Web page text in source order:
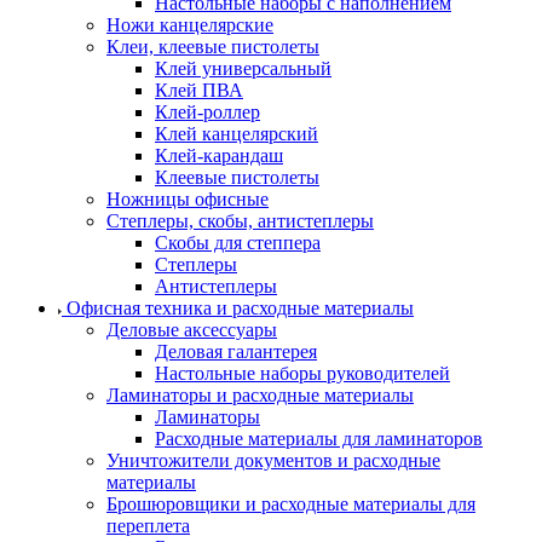
Ножи канцелярские
Клеи, клеевые пистолеты
Клей универсальный
Клей ПВА
Клей-роллер
Клей канцелярский
Клей-карандаш
Клеевые пистолеты
Ножницы офисные
Степлеры, скобы, антистеплеры
Скобы для степпера
Степлеры
Антистеплеры
Офисная техника и расходные материалы
Деловые аксессуары
Деловая галантерея
Настольные наборы руководителей
Ламинаторы и расходные материалы
Ламинаторы
Расходные материалы для ламинаторов
Уничтожители документов и расходные
материалы
Брошюровщики и расходные материалы для
переплета